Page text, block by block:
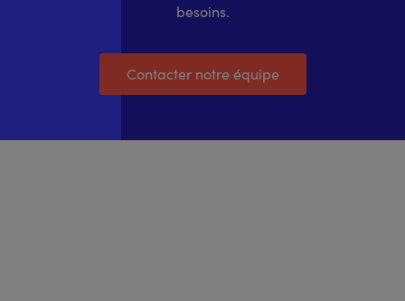
besoins.
Contacter notre équipe